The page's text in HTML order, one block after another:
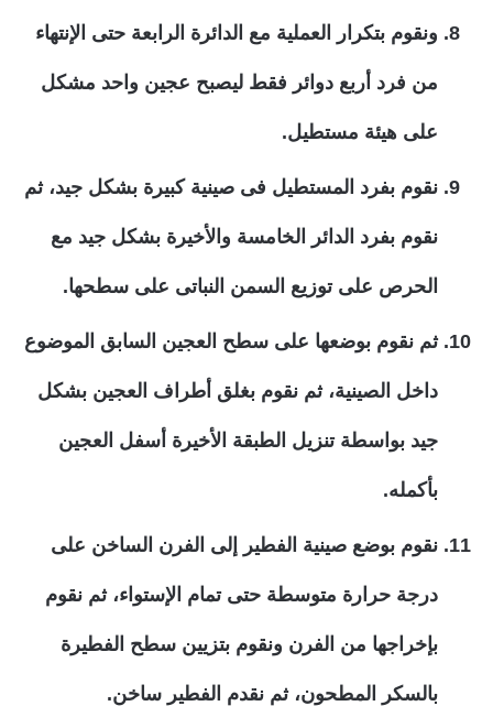
ونقوم بتكرار العملية مع الدائرة الرابعة حتى الإنتهاء
من فرد أربع دوائر فقط ليصبح عجين واحد مشكل
على هيئة مستطيل.
نقوم بفرد المستطيل فى صينية كبيرة بشكل جيد، ثم
نقوم بفرد الدائر الخامسة والأخيرة بشكل جيد مع
الحرص على توزيع السمن النباتى على سطحها.
ثم نقوم بوضعها على سطح العجين السابق الموضوع
داخل الصينية، ثم نقوم بغلق أطراف العجين بشكل
جيد بواسطة تنزيل الطبقة الأخيرة أسفل العجين
بأكمله.
نقوم بوضع صينية الفطير إلى الفرن الساخن على
درجة حرارة متوسطة حتى تمام الإستواء، ثم نقوم
بإخراجها من الفرن ونقوم بتزيين سطح الفطيرة
بالسكر المطحون، ثم نقدم الفطير ساخن.